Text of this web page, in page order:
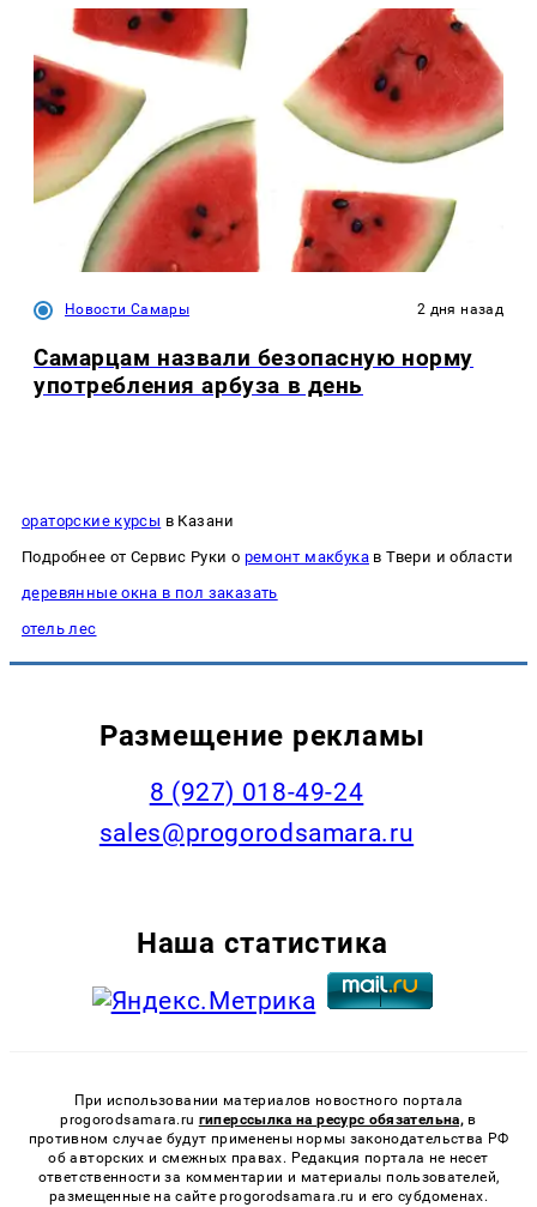
Новости Самары 2 дня назад
Самарцам назвали безопасную норму
употребления арбуза в день
ораторские курсы в Казани
Подробнее от Сервис Руки о ремонт макбука в Твери и области
деревянные окна в пол заказать
отель лес
Размещение рекламы
8 (927) 018-49-24
sales@progorodsamara.ru
Наша статистика
При использовании материалов новостного портала
progorodsamara.ru гиперссылка на ресурс обязательна, в
противном случае будут применены нормы законодательства РФ
об авторских и смежных правах. Редакция портала не несет
ответственности за комментарии и материалы пользователей,
размещенные на сайте progorodsamara.ru и его субдоменах.